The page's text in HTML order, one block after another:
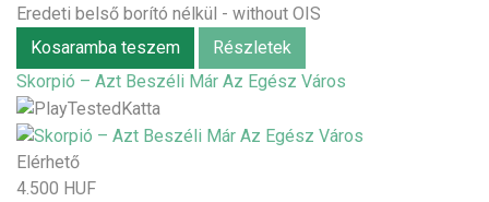
Eredeti belső borító nélkül - without OIS
Kosaramba teszem
Részletek
Skorpió – Azt Beszéli Már Az Egész Város
Elérhető
4.500 HUF